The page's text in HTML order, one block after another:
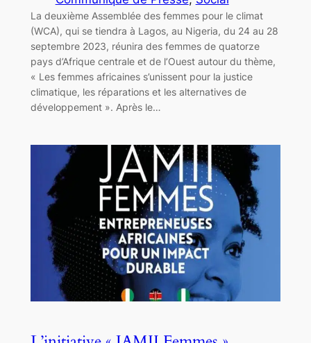
La deuxième Assemblée des femmes pour le climat
(WCA), qui se tiendra à Lagos, au Nigeria, du 24 au 28
septembre 2023, réunira des femmes de quatorze
pays d’Afrique centrale et de l’Ouest autour du thème,
« Les femmes africaines s’unissent pour la justice
climatique, les réparations et les alternatives de
développement ». Après le…